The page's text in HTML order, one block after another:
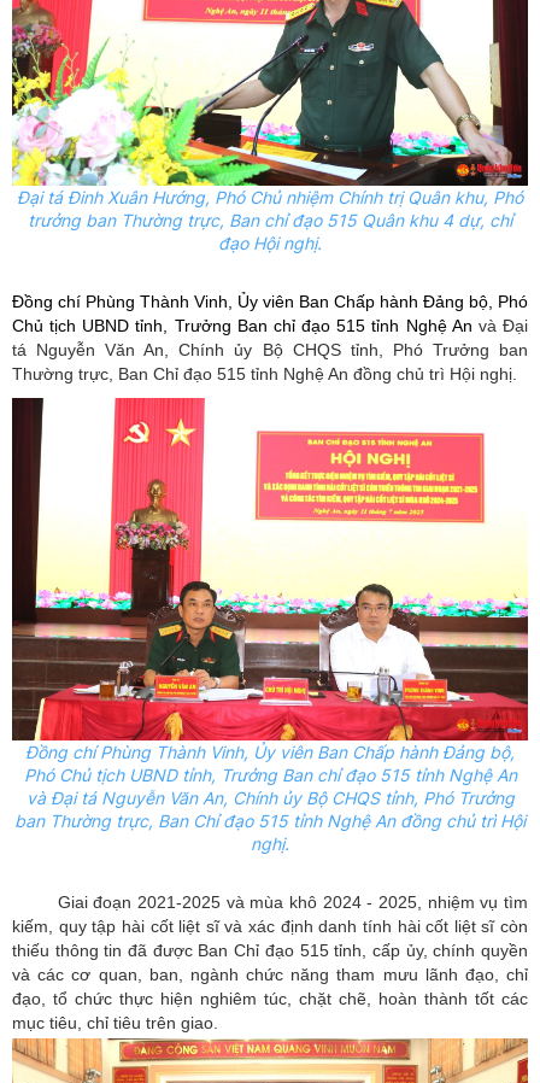
Đại tá Đinh Xuân Hướng, Phó Chủ nhiệm Chính trị Quân khu, Phó
trưởng ban Thường trực, Ban chỉ đạo 515 Quân khu 4 dự, chỉ
đạo Hội nghị.
Đồng chí Phùng Thành Vinh, Ủy viên Ban Chấp hành Đảng bộ, Phó
Chủ tịch UBND tỉnh, Trưởng Ban chỉ đạo 515 tỉnh Nghệ An và Đại
tá Nguyễn Văn An, Chính ủy Bộ CHQS tỉnh, Phó Trưởng ban
Thường trực, Ban Chỉ đạo 515 tỉnh Nghệ An đồng chủ trì Hội nghị.
Đồng chí Phùng Thành Vinh, Ủyviên Ban Chấp hành Đảng bộ,
Phó Chủ tịch UBND tỉnh, Trưởng Ban chỉ đạo 515 tỉnh Nghệ An
và Đại tá Nguyễn Văn An, Chính ủyBộ CHQS tỉnh, Phó Trưởng
ban Thường trực, Ban Chỉ đạo 515 tỉnh Nghệ An đồng chủ trì Hội
nghị.
Giai đoạn 2021-2025 và mùa khô 2024 - 2025, nhiệm vụ tìm
kiếm, quy tập hài cốt liệt sĩ và xác định danh tính hài cốt liệt sĩ còn
thiếu thông tin đã được Ban Chỉ đạo 515 tỉnh, cấp ủy, chính quyền
và các cơ quan, ban, ngành chức năng tham mưu lãnh đạo, chỉ
đạo, tổ chức thực hiện nghiêm túc, chặt chẽ, hoàn thành tốt các
mục tiêu, chỉ tiêu trên giao.